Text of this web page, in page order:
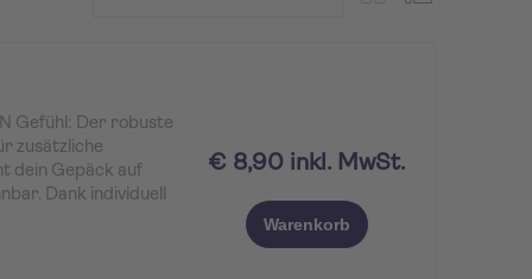
Gefühl: Der robuste
zusätzliche
dein Gepäck auf
Dank individuell
€ 8,90 inkl. MwSt.
Warenkorb